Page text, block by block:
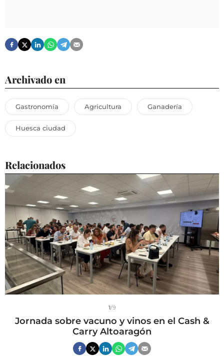
Archivado en
Gastronomía Agricultura Ganadería
Huesca ciudad
Relacionados
1/9
Jornada sobre vacuno y vinos en el Cash &
Carry Altoaragón